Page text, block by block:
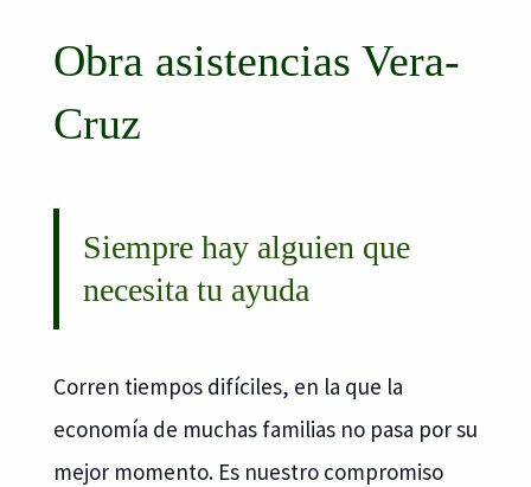
Obra asistencias Vera-
Cruz
Siempre hay alguien que
necesita tu ayuda
Corren tiempos difíciles, en la que la
economía de muchas familias no pasa por su
mejor momento. Es nuestro compromiso